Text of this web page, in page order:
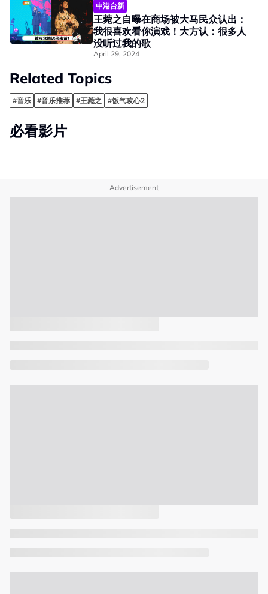
中港台新
王菀之自曝在商场被大马民众认出：
我很喜欢看你演戏！大方认：很多人
没听过我的歌
April 29, 2024
Related Topics
#音乐 #音乐推荐 #王菀之 #饭气攻心2
必看影片
Advertisement